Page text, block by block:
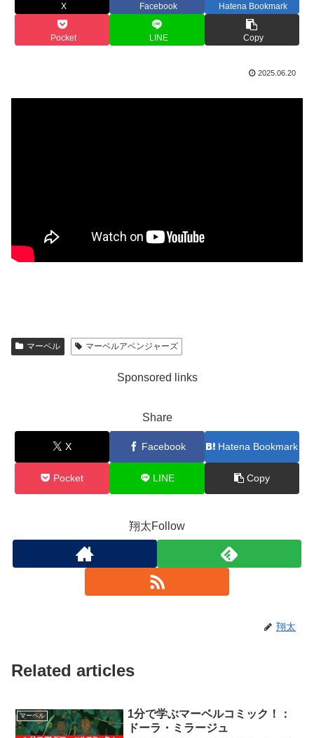
X Facebook Hatena Bookmark
Pocket LINE Copy
2025.06.20
マーベル マーベルアベンジャーズ
Sponsored links
Share
X Facebook Hatena Bookmark
Pocket LINE Copy
翔太Follow
翔太
Related articles
マーベル
1分で学ぶマーベルコミック！：
ドーラ・ミラージュ